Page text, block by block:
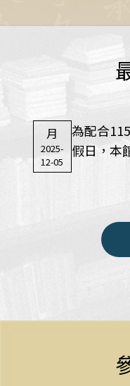
月
2025-
12-05
為配合
假日，本